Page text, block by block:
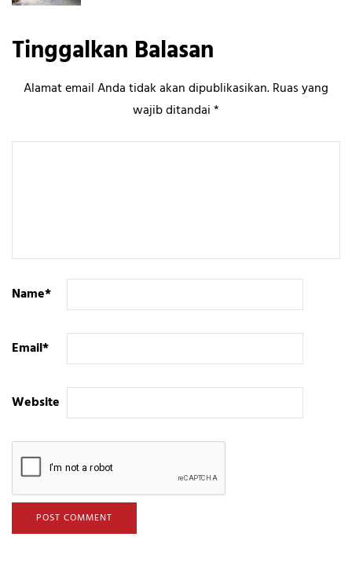
Tinggalkan Balasan
Alamat email Anda tidak akan dipublikasikan.Ruas yang
wajib ditandai*
Name*
Email*
Website